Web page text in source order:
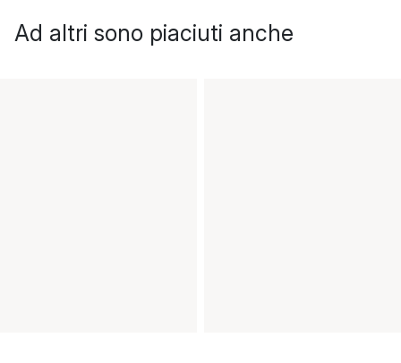
Ad altri sono piaciuti anche